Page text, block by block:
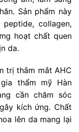
Sản phẩm này
collagen,
hoạt chất quen
da.
trị thâm mắt AHC
thẩm mỹ Hàn
cần chăm sóc
kích ứng. Chất
lên da mang lại